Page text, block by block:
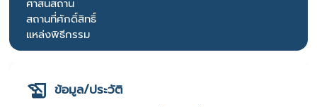
ศาสนสถาน
สถานที่ศักดิ์สิทธิ์
แหล่งพิธีกรรม
ข้อมูล/ประวัติ